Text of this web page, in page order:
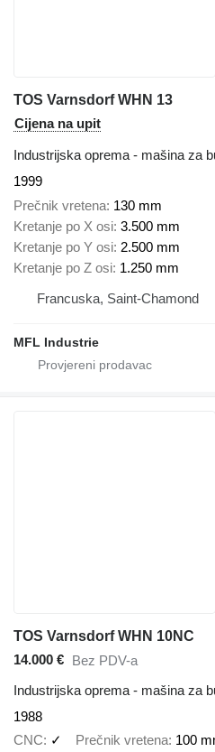
TOS Varnsdorf WHN 13
Cijena na upit
Industrijska oprema - mašina za
1999
Prečnik vretena 130 mm
Kretanje po X osi 3.500 mm
Kretanje po Y osi 2.500 mm
Kretanje po Z osi 1.250 mm
Francuska, Saint-Chamond
MFL Industrie
TOS Varnsdorf WHN 10NC
14.000 € Bez PDV-a
Industrijska oprema - mašina za
1988
CNC
✓ Prečnik vretena 100